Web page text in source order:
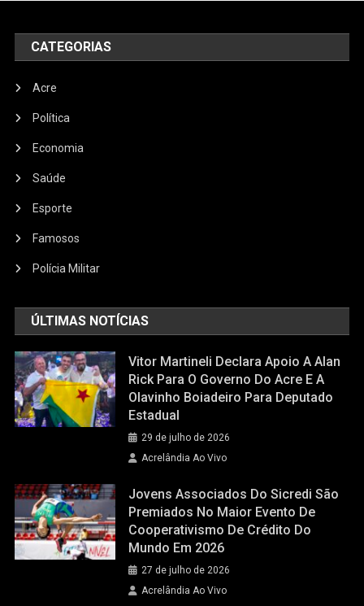
CATEGORIAS
Acre
Política
Economia
Saúde
Esporte
Famosos
Polícia Militar
ÚLTIMAS NOTÍCIAS
Vitor Martineli Declara Apoio A Alan
Rick Para O Governo Do Acre E A
Olavinho Boiadeiro Para Deputado
Estadual
29 de julho de 2026
Acrelândia Ao Vivo
Jovens Associados Do Sicredi São
Premiados No Maior Evento De
Cooperativismo De Crédito Do
Mundo Em 2026
27 de julho de 2026
Acrelândia Ao Vivo